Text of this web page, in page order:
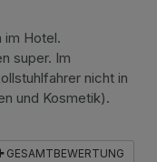
im Hotel.
super. Im
nicht in
und Kosmetik).
GESAMTBEWERTUNG